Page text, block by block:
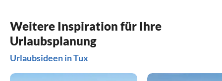
Weitere Inspiration für Ihre
Urlaubsplanung
Urlaubsideen in Tux